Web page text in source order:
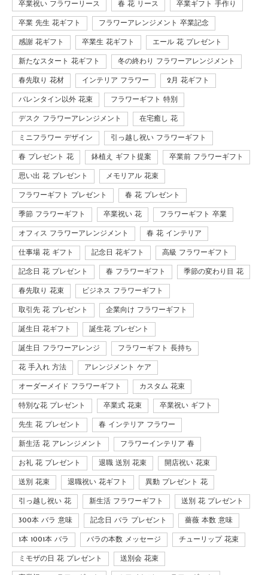
卒業祝い フラワーリース 春 花 リース 卒業ギフト 手作り
卒業 先生 花ギフト フラワーアレンジメント 卒業記念
感謝 花ギフト 卒業生 花ギフト エール 花 プレゼント
新たなスタート 花ギフト 冬の終わり フラワーアレンジメント
春先取り 花材 インテリア フラワー 2月 花ギフト
バレンタイン以外 花束 フラワーギフト 特別
デスク フラワーアレンジメント 在宅癒し 花
ミニフラワー デザイン 引っ越し祝い フラワーギフト
春 プレゼント 花 鉢植え ギフト提案 卒業前 フラワーギフト
思い出 花 プレゼント メモリアル 花束
フラワーギフト プレゼント 春 花 プレゼント
季節 フラワーギフト 卒業祝い 花 フラワーギフト 卒業
オフィス フラワーアレンジメント 春 花 インテリア
仕事場 花 ギフト 記念日 花ギフト 高級 フラワーギフト
記念日 花 プレゼント 春 フラワーギフト 季節の変わり目 花
春先取り 花束 ビジネス フラワーギフト
取引先 花 プレゼント 企業向け フラワーギフト
誕生日 花ギフト 誕生花 プレゼント
誕生日 フラワーアレンジ フラワーギフト 長持ち
花 手入れ 方法 アレンジメント ケア
オーダーメイド フラワーギフト カスタム 花束
特別な花 プレゼント 卒業式 花束 卒業祝い ギフト
先生 花 プレゼント 春 インテリア フラワー
新生活 花 アレンジメント フラワーインテリア 春
お礼 花 プレゼント 退職 送別 花束 開店祝い 花束
送別 花束 退職祝い 花ギフト 異動 プレゼント 花
引っ越し祝い 花 新生活 フラワーギフト 送別 花 プレゼント
300本 バラ 意味 記念日 バラ プレゼント 薔薇 本数 意味
1本 1001本 バラ バラの本数 メッセージ チューリップ 花束
ミモザの日 花 プレゼント 送別会 花束